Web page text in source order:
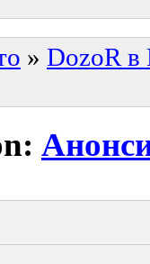
» DozoR в